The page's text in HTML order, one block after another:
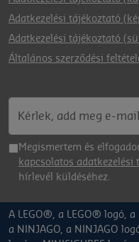
Adatkezelési tájékoztató
Adatkezelési tájékoztató
Általános szerződési
Megismertem és
kapcsolatos adatkezelési
hírlevél küldéséhez.
A LEGO®, a LEGO® logó, a
a NINJAGO, a NINJAGO